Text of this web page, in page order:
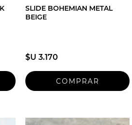
SLIDE BOHEMIAN METAL
BEIGE
$U 3.170